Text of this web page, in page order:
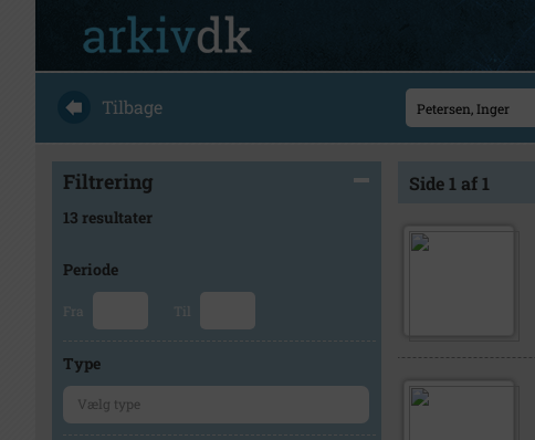
Tilbage
Filtrering
13 resultater
Periode
Fra Til
Type
Side 1 af 1